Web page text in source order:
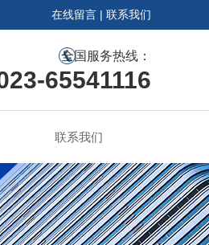
在线留言 | 联系我们
全国服务热线：
65541116
联系我们